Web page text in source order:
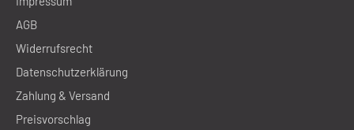
AGB
Widerrufsrecht
Datenschutzerklärung
Zahlung & Versand
Preisvorschlag